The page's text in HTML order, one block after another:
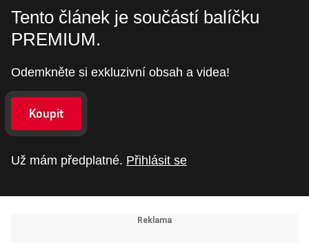
Tento článek je součástí balíčku
PREMIUM.
Odemkněte si exkluzivní obsah a videa!
Koupit
Už mám předplatné. Přihlásit se